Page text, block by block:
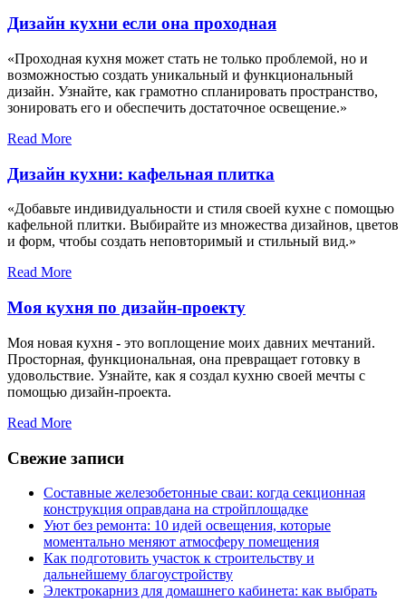
Дизайн кухни если она проходная
«Проходная кухня может стать не только проблемой, но и
возможностью создать уникальный и функциональный
дизайн. Узнайте, как грамотно спланировать пространство,
зонировать его и обеспечить достаточное освещение.»
Read More
Дизайн кухни: кафельная плитка
«Добавьте индивидуальности и стиля своей кухне с помощью
кафельной плитки. Выбирайте из множества дизайнов, цветов
и форм, чтобы создать неповторимый и стильный вид.»
Read More
Моя кухня по дизайн-проекту
Моя новая кухня - это воплощение моих давних мечтаний.
Просторная, функциональная, она превращает готовку в
удовольствие. Узнайте, как я создал кухню своей мечты с
помощью дизайн-проекта.
Read More
Свежие записи
Составные железобетонные сваи: когда секционная
конструкция оправдана на стройплощадке
Уют без ремонта: 10 идей освещения, которые
моментально меняют атмосферу помещения
Как подготовить участок к строительству и
дальнейшему благоустройству
Электрокарниз для домашнего кабинета: как выбрать